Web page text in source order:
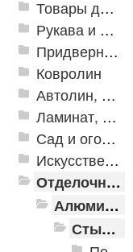
Товары для дома
Рукава и шланги промышленные
Придверные решетки
Ковролин
Автолин, Транслин, Линолеум
Ламинат, Кварцвиниловая плитка SPC
Сад и огород
Искусственная трава
Отделочные профили
Алюминиевые пороги
Стыкоперекрывающие алюминиевые пороги